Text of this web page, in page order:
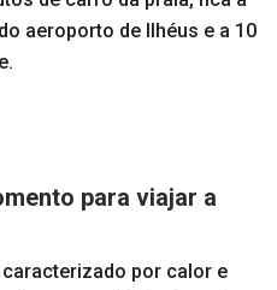
aeroporto de Ilhéus e a 10
para viajar a
caracterizado por calor e